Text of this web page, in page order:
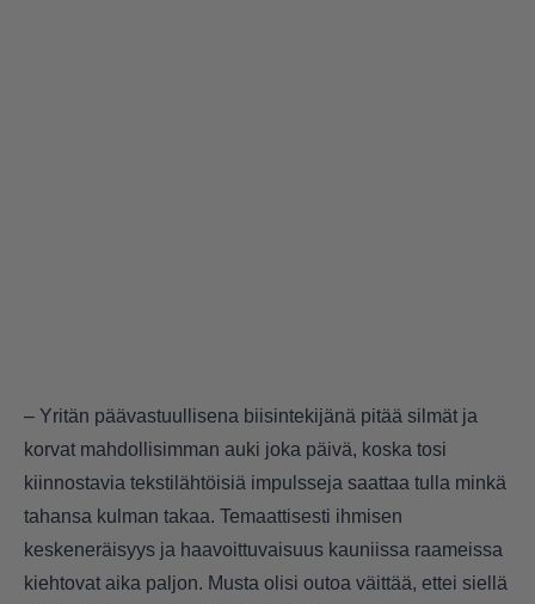
– Yritän päävastuullisena biisintekijänä pitää silmät ja
korvat mahdollisimman auki joka päivä, koska tosi
kiinnostavia tekstilähtöisiä impulsseja saattaa tulla minkä
tahansa kulman takaa. Temaattisesti ihmisen
keskeneräisyys ja haavoittuvaisuus kauniissa raameissa
kiehtovat aika paljon. Musta olisi outoa väittää, ettei siellä